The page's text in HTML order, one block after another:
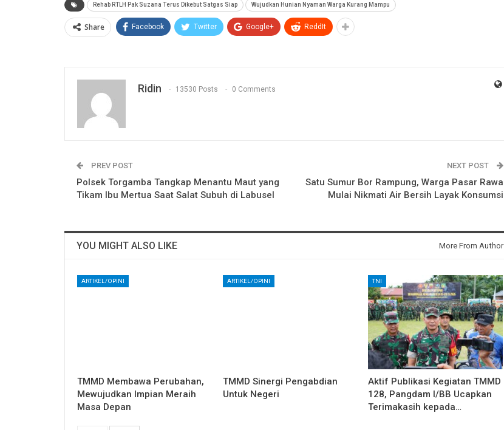
Rehab RTLH Pak Suzana Terus Dikebut Satgas Siap Wujudkan Hunian Nyaman Warga Kurang Mampu
Share Facebook Twitter Google+ ReddIt
Ridin 13530 Posts 0 Comments
PREV POST
Polsek Torgamba Tangkap Menantu Maut yang
Tikam Ibu Mertua Saat Salat Subuh di Labusel
NEXT POST
Satu Sumur Bor Rampung, Warga Pasar Rawa
Mulai Nikmati Air Bersih Layak Konsumsi
YOU MIGHT ALSO LIKE More From Author
ARTIKEL/OPINI
TMMD Membawa Perubahan,
Mewujudkan Impian Meraih
Masa Depan
ARTIKEL/OPINI
TMMD Sinergi Pengabdian
Untuk Negeri
TNI
Aktif Publikasi Kegiatan TMMD
128, Pangdam I/BB Ucapkan
Terimakasih kepada…